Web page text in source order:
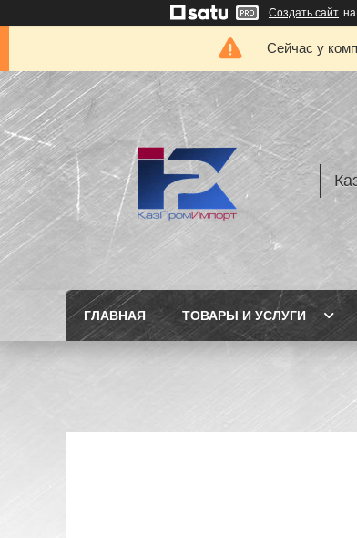
Создать сайт
Сейчас у
ГЛАВНАЯ ТОВАРЫ И УСЛУГИ